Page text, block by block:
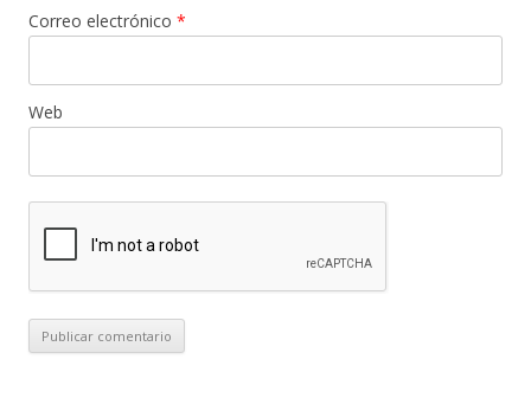
Correo electrónico *
Web